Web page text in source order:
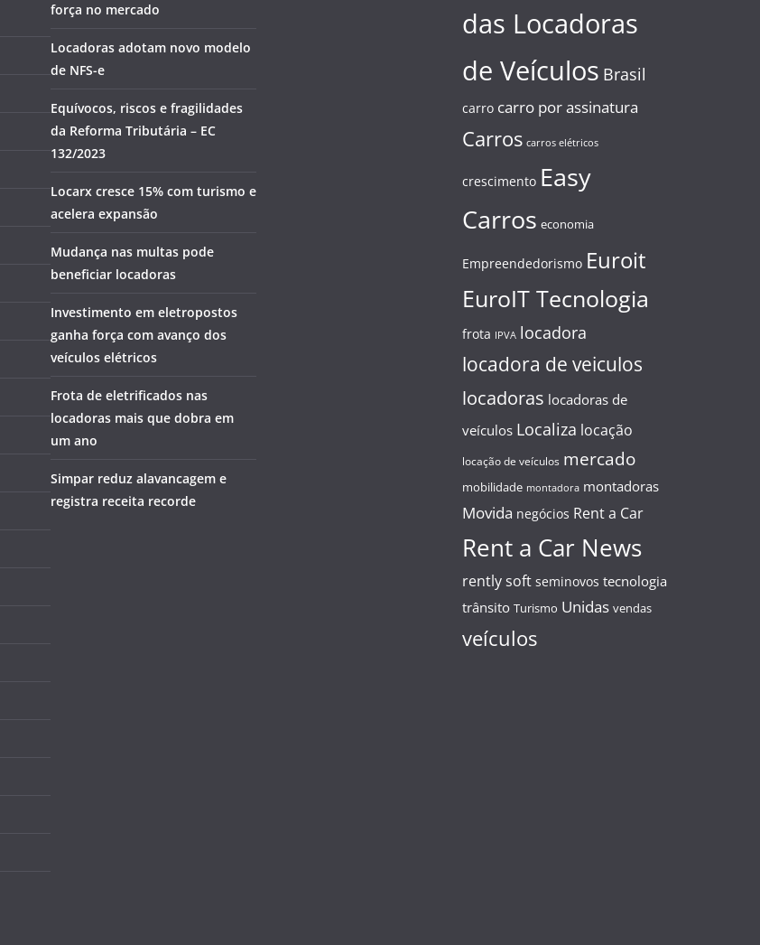
força no mercado
Locadoras adotam novo modelo
de NFS-e
Equívocos, riscos e fragilidades
da Reforma Tributária – EC
132/2023
Locarx cresce 15% com turismo e
acelera expansão
Mudança nas multas pode
beneficiar locadoras
Investimento em eletropostos
ganha força com avanço dos
veículos elétricos
Frota de eletrificados nas
locadoras mais que dobra em
um ano
Simpar reduz alavancagem e
registra receita recorde
das Locadoras
de Veículos Brasil
carro carro por assinatura
Carros carros elétricos
crescimento Easy
Carros economia
Empreendedorismo Euroit
EuroIT Tecnologia
frota IPVA locadora
locadora de veiculos
locadoras locadoras de
veículos Localiza locação
locação de veículos mercado
mobilidade montadora montadoras
Movida negócios Rent a Car
Rent a Car News
rently soft seminovos tecnologia
trânsito Turismo Unidas vendas
veículos